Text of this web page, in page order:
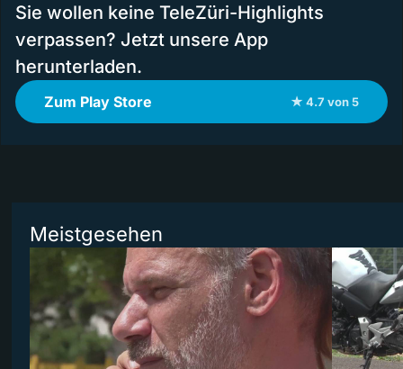
Sie wollen keine TeleZüri-Highlights
verpassen? Jetzt unsere App
herunterladen.
Zum Play Store ★ 4.7 von 5
Meistgesehen